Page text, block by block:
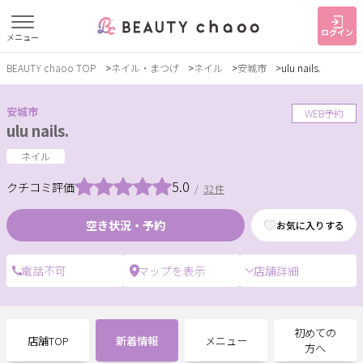
メニュー ログイン
すでに会員の方 はじめてご利用の方
ジャンルで探す
ヘア・メイク ネイル・まつげ エステ
リラク・整体
スクール・
トレーニング
メンズ
大人女子トピック ランキング
BEAUTY chaoo TOP ネイル・まつげ ネイル 安城市 ulu nails.
安城市
ulu nails.
ネイル
空き状況・予約 お気に入りする
クチコミ評価 5.0 / 32件
店舗詳細
WEB予約
店舗TOP 新着情報 メニュー
初めての
方へ